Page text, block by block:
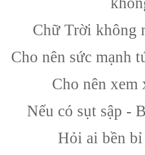
Chữ Trời không
Cho nên sức mạnh
Cho nên xem
Nếu có sụt sập -
Hỏi ai bền bỉ